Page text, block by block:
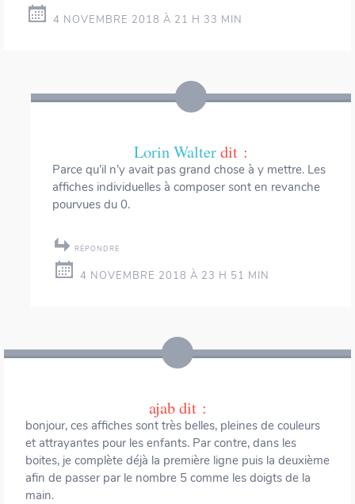
4 NOVEMBRE 2018 À 21 H 33 MIN
Lorin Walterdit :
Parce qu’il n’y avait pas grand chose à y mettre. Les
affiches individuelles à composer sont en revanche
pourvues du 0.
RÉPONDRE
4 NOVEMBRE 2018 À 23 H 51 MIN
ajabdit :
bonjour, ces affiches sont très belles, pleines de couleurs
et attrayantes pour les enfants. Par contre, dans les
boites, je complète déjà la première ligne puis la deuxième
afin de passer par le nombre 5 comme les doigts de la
main.